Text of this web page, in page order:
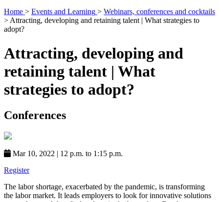
Home > Events and Learning > Webinars, conferences and cocktails
>Attracting, developing and retaining talent | What strategies to
adopt?
Attracting, developing and
retaining talent | What
strategies to adopt?
Conferences
Mar 10, 2022 | 12 p.m. to 1:15 p.m.
Register
The labor shortage, exacerbated by the pandemic, is transforming
the labor market. It leads employers to look for innovative solutions